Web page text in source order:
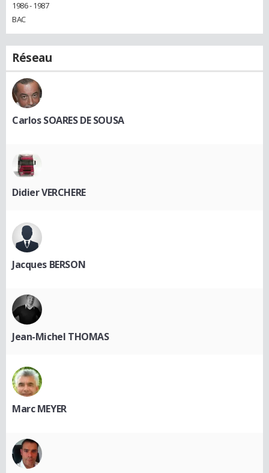
1986 - 1987
BAC
Réseau
Carlos SOARES DE SOUSA
Didier VERCHERE
Jacques BERSON
Jean-Michel THOMAS
Marc MEYER